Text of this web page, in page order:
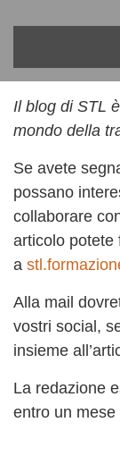
Il blog di STL
mondo della
Se avete
possano
collaborare
articolo potete
a
Alla mail
vostri social,
insieme
La redazione
entro un